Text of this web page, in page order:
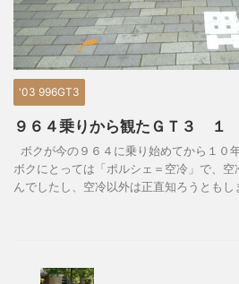
'03 996GT3
９６４乗りから観たＧＴ３ １
ボクが今の９６４に乗り始めてから１０
ボクにとっては「ポルシェ＝空冷」で、
んでしたし、空冷以外は正直知ろうとも